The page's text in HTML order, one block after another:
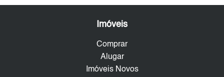
Imóveis
Comprar
Alugar
Imóveis Novos